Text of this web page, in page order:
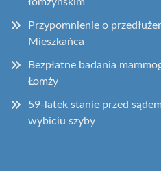
Przypomnienie o
Mieszkańca
Bezpłatne badania
Łomży
59-latek stanie przed
wybiciu szyby